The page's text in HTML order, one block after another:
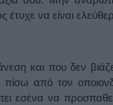
να είναι
και που δεν
πίσω από τον
εσένα να